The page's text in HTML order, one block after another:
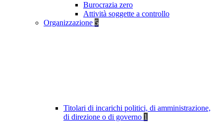
Burocrazia zero
Attività soggette a controllo
Organizzazione 5
Titolari di incarichi politici, di amministrazione,
di direzione o di governo 1